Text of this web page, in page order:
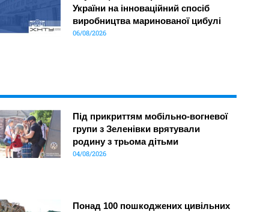
України на інноваційний спосіб
виробництва маринованої цибулі
06/08/2026
Під прикриттям мобільно-вогневої
групи з Зеленівки врятували
родину з трьома дітьми
04/08/2026
Понад 100 пошкоджених цивільних